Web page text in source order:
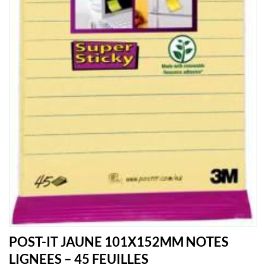
POST-IT JAUNE 101X152MM NOTES
LIGNEES – 45 FEUILLES